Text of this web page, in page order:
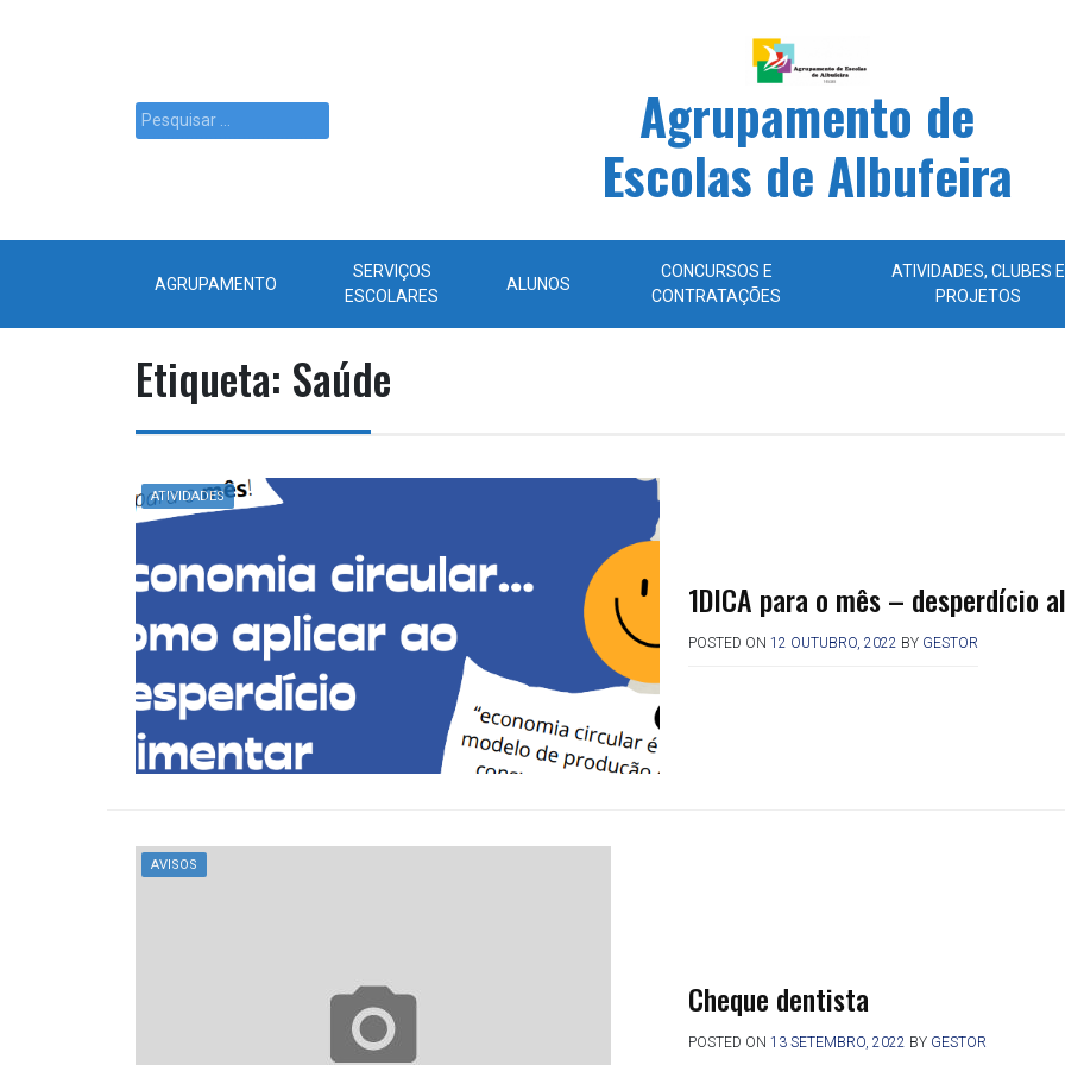
Agrupamento de
Escolas de Albufeira
AGRUPAMENTO
SERVIÇOS
ESCOLARES
ALUNOS
CONCURSOS E
CONTRATAÇÕES
ATIVIDADES, CLUBES E
PROJETOS
Etiqueta: Saúde
ATIVIDADES
1DICA para o mês – desperdício
POSTED ON 12 OUTUBRO, 2022 BY GESTOR
AVISOS
Cheque dentista
POSTED ON 13 SETEMBRO, 2022 BY GESTOR